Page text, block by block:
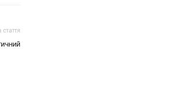
стаття